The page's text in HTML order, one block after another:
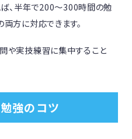
、半年で200〜300時間の勉
方に対応できます。
や実技練習に集中すること
強のコツ